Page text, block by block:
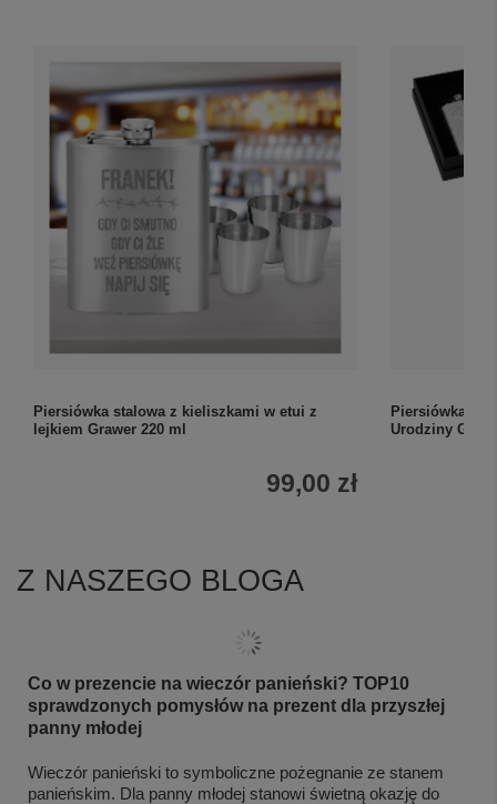
Piersiówka stalowa z kieliszkami w etui z
lejkiem Grawer 220 ml
99,00 zł
Piersiówka
Urodziny
Z NASZEGO BLOGA
Co w prezencie na wieczór panieński? TOP10
sprawdzonych pomysłów na prezent dla przyszłej
panny młodej
Wieczór panieński to symboliczne pożegnanie ze stanem
panieńskim. Dla panny młodej stanowi świetną okazję do